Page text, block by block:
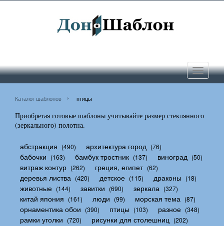
Toggle
Каталог шаблонов птицы
Приобретая готовые шаблоны учитывайте размер стеклянного
(зеркального) полотна.
абстракция (490) архитектура город (76)
бабочки (163) бамбук тростник (137) виноград (50)
витраж контур (262) греция, египет (62)
деревья листва (420) детское (115) драконы (18)
животные (144) завитки (690) зеркала (327)
китай япония (161) люди (99) морская тема (87)
орнаментика обои (390) птицы (103) разное (348)
рамки уголки (720) рисунки для столешниц (202)